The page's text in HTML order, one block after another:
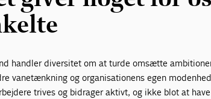
handler diversitet om at turde omsætte
vanetænkning og organisationens egen
trives og bidrager aktivt, og ikke blot at